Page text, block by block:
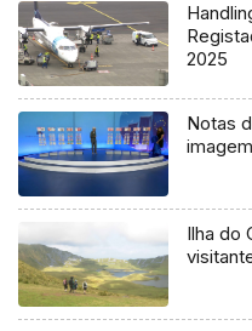
2025
Notas
imagem
Ilha do